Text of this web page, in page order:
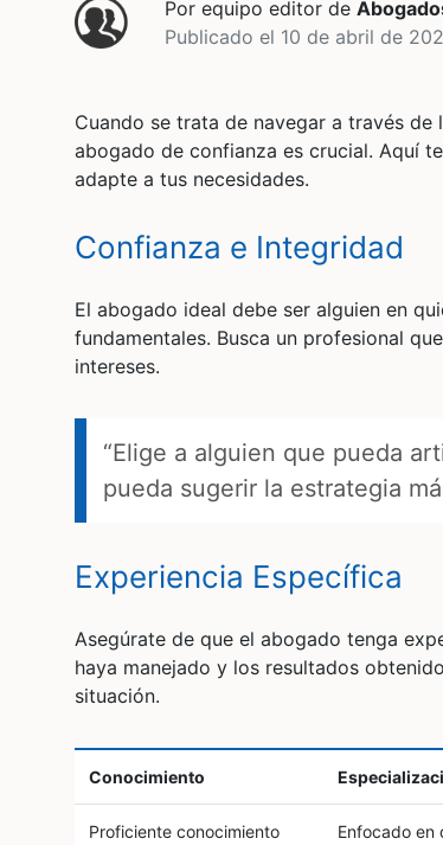
Por equipo editor de
Publicado el 10 de abril de
Cuando se trata de navegar a través de
abogado de confianza es crucial. Aquí
adapte a tus necesidades.
Confianza e Integridad
El abogado ideal debe ser alguien en
fundamentales. Busca un profesional
intereses.
“Elige a alguien que pueda
pueda sugerir la estrategia
Experiencia Específica
Asegúrate de que el abogado tenga
haya manejado y los resultados
situación.
Conocimiento
Proficiente conocimiento
Enfocado en